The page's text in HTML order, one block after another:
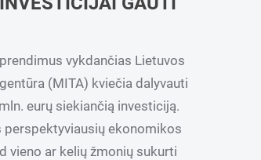
vykdančias Lietuvos
(MITA) kviečia dalyvauti
eurų siekiančią investiciją.
ekonomikos
vieno ar kelių žmonių sukurti